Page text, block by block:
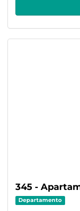
345 -
Departamento